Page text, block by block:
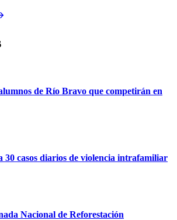
de Río Bravo que competirán en
30 casos diarios de violencia intrafamiliar
Nacional de Reforestación